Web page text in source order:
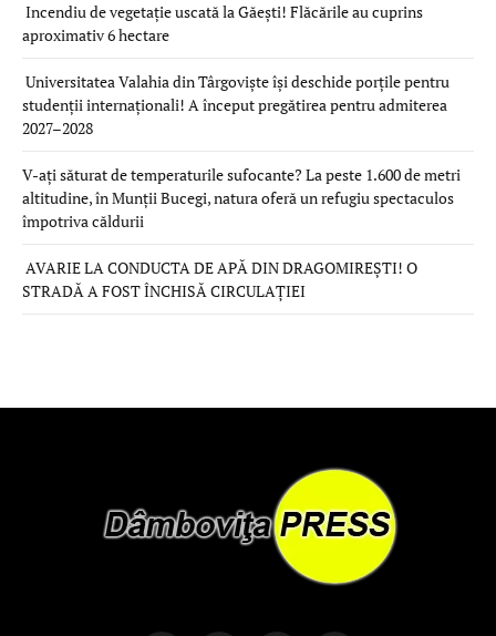
Incendiu de vegetație uscată la Găești! Flăcările au cuprins
aproximativ 6 hectare
Universitatea Valahia din Târgoviște își deschide porțile pentru
studenții internaționali! A început pregătirea pentru admiterea
2027–2028
V-ați săturat de temperaturile sufocante? La peste 1.600 de metri
altitudine, în Munții Bucegi, natura oferă un refugiu spectaculos
împotriva căldurii
AVARIE LA CONDUCTA DE APĂ DIN DRAGOMIREȘTI! O
STRADĂ A FOST ÎNCHISĂ CIRCULAȚIEI